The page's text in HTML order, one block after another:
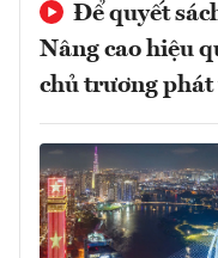
Để quyết
Nâng cao hiệu
chủ trương